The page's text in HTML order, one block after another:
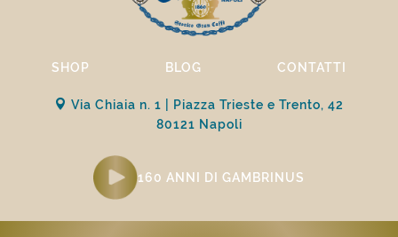
SHOP BLOG CONTATTI
Via Chiaia n. 1 | Piazza Trieste e Trento, 42
80121 Napoli
160 ANNI DI GAMBRINUS